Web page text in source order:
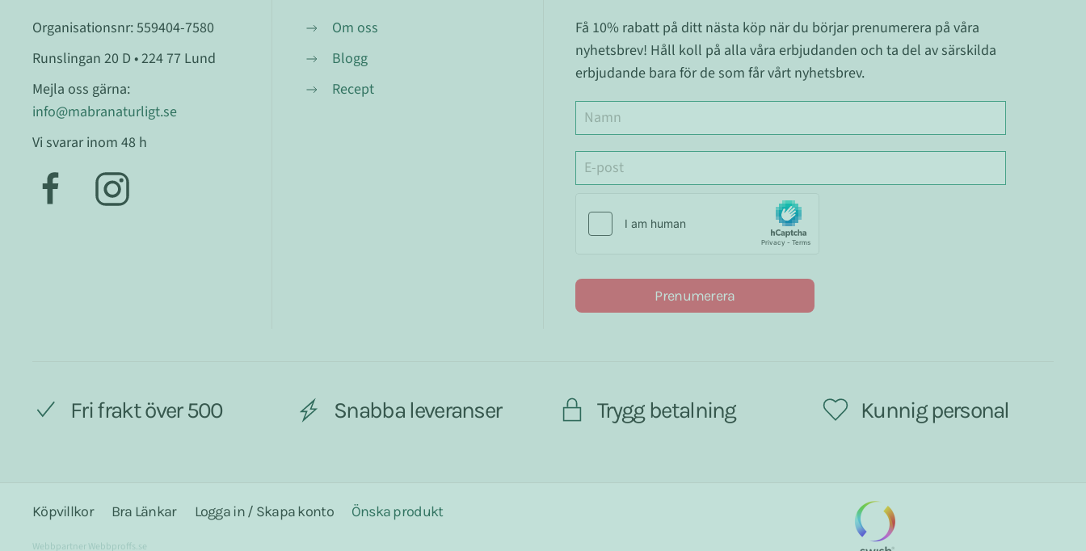
Organisationsnr: 559404-7580
Runslingan 20 D • 224 77 Lund
Mejla oss gärna:
info@mabranaturligt.se
Vi svarar inom 48 h
Om oss
Blogg
Recept
Få 10% rabatt på ditt nästa köp när du börjar prenumerera på våra
nyhetsbrev! Håll koll på alla våra erbjudanden och ta del av särskilda
erbjudande bara för de som får vårt nyhetsbrev.
Prenumerera
Fri frakt över 500 Snabba leveranser Trygg betalning Kunnig personal
Köpvillkor Bra Länkar Logga in / Skapa konto Önska produkt
WebbpartnerWebbproffs.se